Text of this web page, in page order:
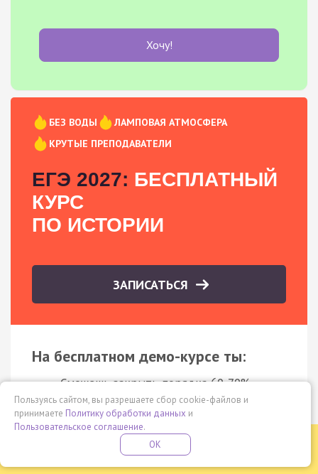
Хочу!
БЕЗ ВОДЫ
ЛАМПОВАЯ АТМОСФЕРА
КРУТЫЕ ПРЕПОДАВАТЕЛИ
ЕГЭ 2027: БЕСПЛАТНЫЙ
КУРС
ПО ИСТОРИИ
ЗАПИСАТЬСЯ
На бесплатном демо-курсе ты:
Сможешь закрыть порядка 60-70%
заданий ЕГЭ: XIX век - это частотная
тема на экзамене и встречается
практически в каждом задании
Бесплатная летняя школа
ПРОВЕДИ ЭТО ЛЕТО С ПОЛЬЗОЙ
Пользуясь сайтом, вы разрешаете сбор cookie-файлов и
принимаете Политику обработки данных и
Пользовательское соглашение.
OK